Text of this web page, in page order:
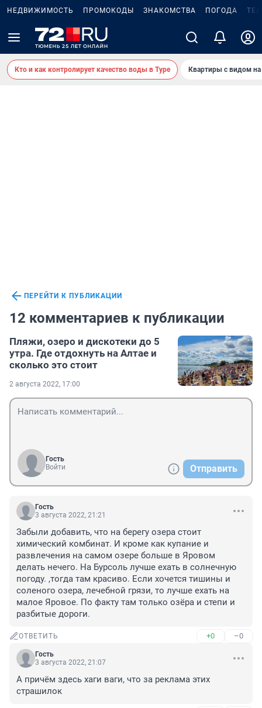
НЕДВИЖИМОСТЬ ПРОМОКОДЫ ЗНАКОМСТВА ПОГОДА
Кто и как контролирует качество воды в Туре Квартиры с видом на
ПЕРЕЙТИ К ПУБЛИКАЦИИ
12 комментариев к публикации
Пляжи, озеро и дискотеки до 5
утра. Где отдохнуть на Алтае и
сколько это стоит
2 августа 2022, 17:00
Гость
Войти
Отправить
Гость
3 августа 2022, 21:21
Забыли добавить, что на берегу озера стоит
химический комбинат. И кроме как купание и
развлечения на самом озере больше в Яровом
делать нечего. На Бурсоль лучше ехать в солнечную
погоду. ,тогда там красиво. Если хочется тишины и
соленого озера, лечебной грязи, то лучше ехать на
малое Яровое. По факту там только озёра и степи и
разбитые дороги.
ОТВЕТИТЬ +0 –0
Гость
3 августа 2022, 21:07
А причём здесь хаги ваги, что за реклама этих
страшилок